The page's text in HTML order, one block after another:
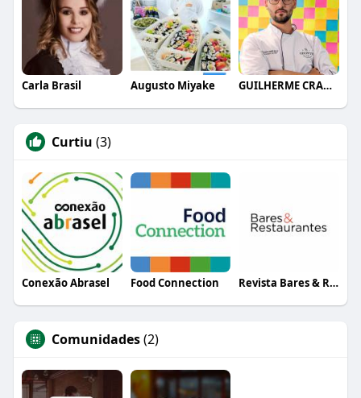
Carla Brasil Augusto Miyake GUILHERME CRAMER BALLE
Curtiu (3)
Conexão Abrasel Food Connection Revista Bares & Restaurantes
Comunidades(2)